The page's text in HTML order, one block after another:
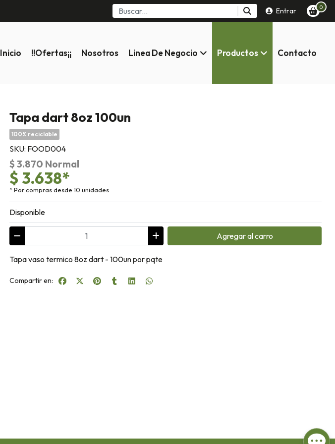
Entrar 0
Inicio !!ofertas¡¡ Nosotros Linea De Negocio Productos Contacto
Tapa dart 8oz 100un
100% reciclable
SKU: FOOD004
$ 3.870 Normal
$ 3.638*
* Por compras desde 10 unidades
Disponible
Agregaral carro
Tapa vaso termico 8oz dart - 100un por pqte
Compartir en: